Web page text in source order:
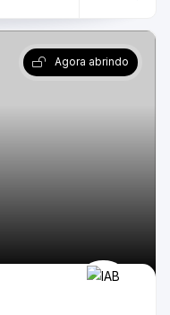
Agora abrindo